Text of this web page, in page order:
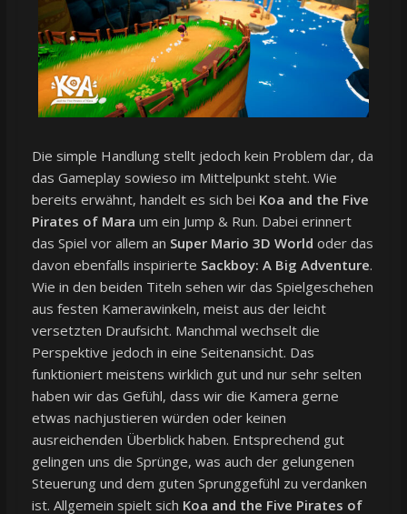
Die simple Handlung stellt jedoch kein Problem dar, da
das Gameplay sowieso im Mittelpunkt steht. Wie
bereits erwähnt, handelt es sich bei Koa and the Five
Pirates of Mara um ein Jump & Run. Dabei erinnert
das Spiel vor allem an Super Mario 3D World oder das
davon ebenfalls inspirierte Sackboy: A Big Adventure.
Wie in den beiden Titeln sehen wir das Spielgeschehen
aus festen Kamerawinkeln, meist aus der leicht
versetzten Draufsicht. Manchmal wechselt die
Perspektive jedoch in eine Seitenansicht. Das
funktioniert meistens wirklich gut und nur sehr selten
haben wir das Gefühl, dass wir die Kamera gerne
etwas nachjustieren würden oder keinen
ausreichenden Überblick haben. Entsprechend gut
gelingen uns die Sprünge, was auch der gelungenen
Steuerung und dem guten Sprunggefühl zu verdanken
ist. Allgemein spielt sich Koa and the Five Pirates of